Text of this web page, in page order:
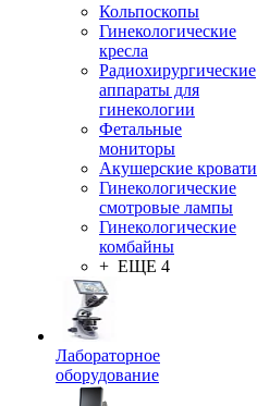
Кольпоскопы
Гинекологические
кресла
Радиохирургические
аппараты для
гинекологии
Фетальные
мониторы
Акушерские кровати
Гинекологические
смотровые лампы
Гинекологические
комбайны
+ ЕЩЕ 4
Лабораторное
оборудование